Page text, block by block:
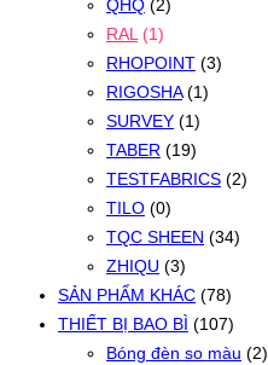
QHQ (2)
RAL (1)
RHOPOINT (3)
RIGOSHA (1)
SURVEY (1)
TABER (19)
TESTFABRICS (2)
TILO (0)
TQC SHEEN (34)
ZHIQU (3)
SẢN PHẨM KHÁC (78)
THIẾT BỊ BAO BÌ (107)
Bóng đèn so màu (2)